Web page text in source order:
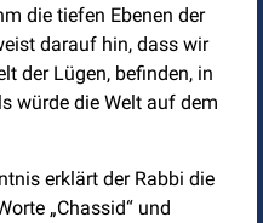
die tiefen Ebenen der
darauf hin, dass wir
der Lügen, befinden, in
würde die Welt auf dem
erklärt der Rabbi die
„Chassid“ und